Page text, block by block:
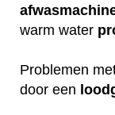
warm water
Problemen
door een